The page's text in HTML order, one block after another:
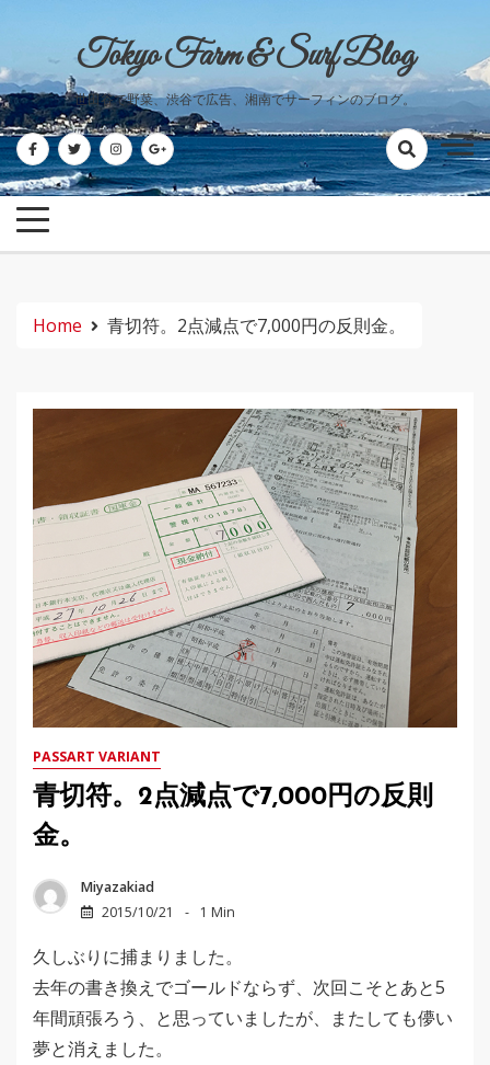
content
Tokyo Farm & Surf Blog
世田谷で野菜、渋谷で広告、湘南でサーフィンのブログ。
Home 青切符。2点減点で7,000円の反則金。
PASSART VARIANT
青切符。2点減点で7,000円の反則
金。
Miyazakiad
2015/10/21
1 Min
久しぶりに捕まりました。
去年の書き換えでゴールドならず、次回こそとあと5
年間頑張ろう、と思っていましたが、またしても儚い
夢と消えました。